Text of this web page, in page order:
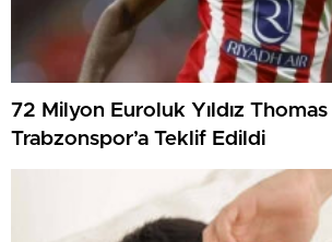
72 Milyon Euroluk Yıldız Thomas
Trabzonspor’a Teklif Edildi